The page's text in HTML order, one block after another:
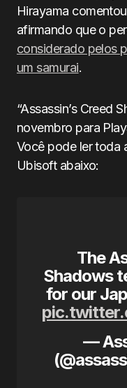
Hirayama
afirmando que o
considerado pelos
um samurai.
“Assassin’s Creed
novembro para
Você pode ler toda
Ubisoft abaixo:
The
Shadows
for our
—